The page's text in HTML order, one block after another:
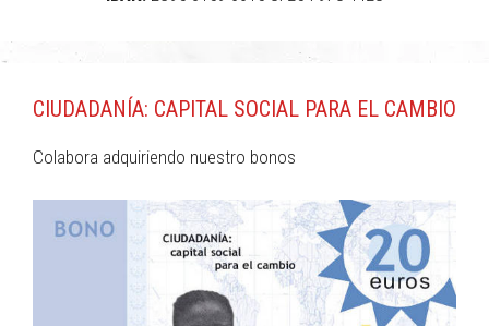
CIUDADANÍA: CAPITAL SOCIAL PARA EL CAMBIO
Colabora adquiriendo nuestro bonos